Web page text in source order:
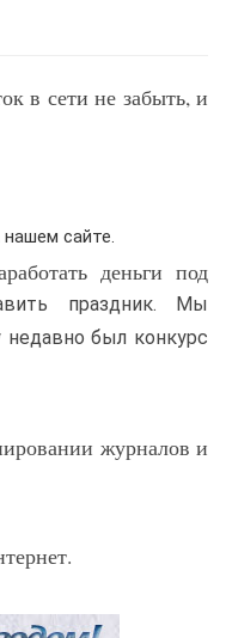
в сети не забыть, и
сайте.
деньги под
праздник. Мы
был конкурс
журналов и